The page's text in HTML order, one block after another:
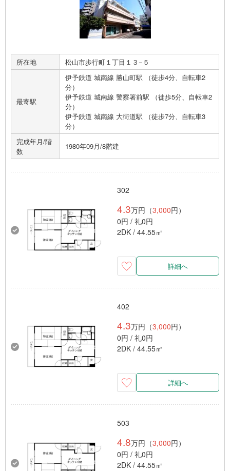
所在地 松山市歩行町１丁目１３−５
最寄駅
伊予鉄道 城南線 勝山町駅 （徒歩4分、自転車2
分）
伊予鉄道 城南線 警察署前駅 （徒歩5分、自転車2
分）
伊予鉄道 城南線 大街道駅 （徒歩7分、自転車3
分）
完成年月/階
数
1980年09月/8階建
302
4.3万円（3,000円）
0円 / 礼0円
2DK / 44.55㎡
詳細へ
402
4.3万円（3,000円）
0円 / 礼0円
2DK / 44.55㎡
詳細へ
503
4.8万円（3,000円）
0円 / 礼0円
2DK / 44.55㎡